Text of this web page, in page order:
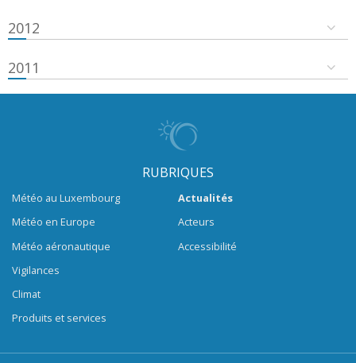
2012
2011
RUBRIQUES
Météo au Luxembourg
Météo en Europe
Météo aéronautique
Vigilances
Climat
Produits et services
Actualités
Acteurs
Accessibilité